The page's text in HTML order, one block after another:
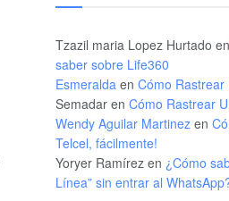
Tzazil maria Lopez Hurtado en
saber sobre Life360
Esmeralda en Cómo
Semadar en Cómo Rastrear
Wendy Aguilar Martinez en
Telcel, fácilmente!
Yoryer Ramírez en ¿Cómo
Línea” sin entrar al